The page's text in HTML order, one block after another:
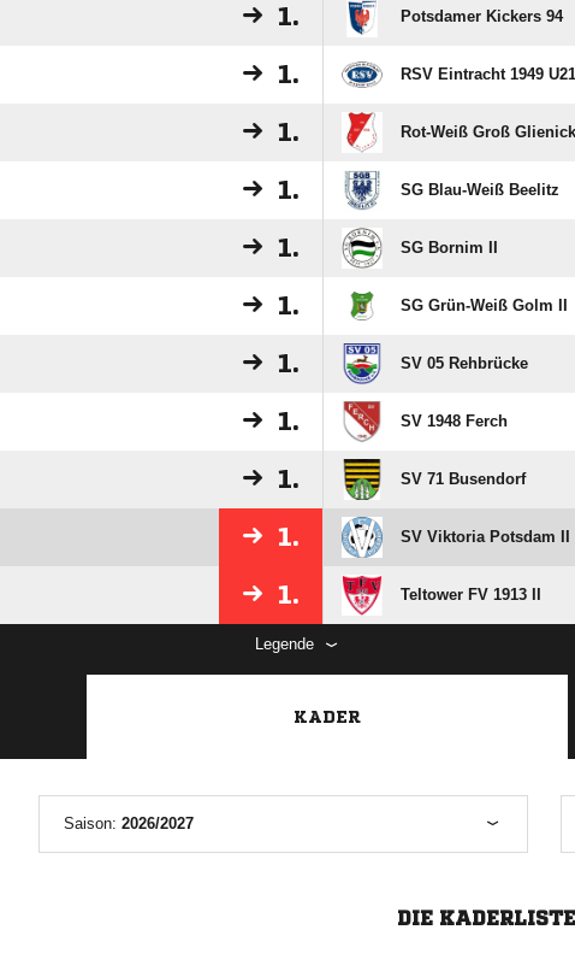
1. Potsdamer Kickers 94
1. RSV Eintracht 1949 U21
1. Rot-Weiß Groß
1. SG Blau-Weiß Beelitz
1. SG Bornim II
1. SG Grün-Weiß Golm II
1. SV 05 Rehbrücke
1. SV 1948 Ferch
1. SV 71 Busendorf
1. SV Viktoria Potsdam II
1. Teltower FV 1913 II
Legende
KADER
Saison: 2026/2027
DIE